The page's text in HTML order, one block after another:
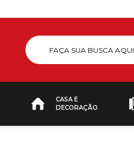
CASA E
DECORAÇÃO